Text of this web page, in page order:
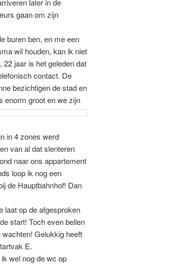
later in de
gaan om zijn
buren ben, en me een
wil houden, kan ik niet
jaar is het geleden dat
contact. De
bezichtigen de stad en
enorm groot en we zijn
in 4 zones werd
van al dat slenteren
naar ons appartement
loop ik nog een
de Hauptbahnhof! Dan
laat op de afgesproken
start! Toch even bellen
Gelukkig heeft
E.
wel nog de wc op